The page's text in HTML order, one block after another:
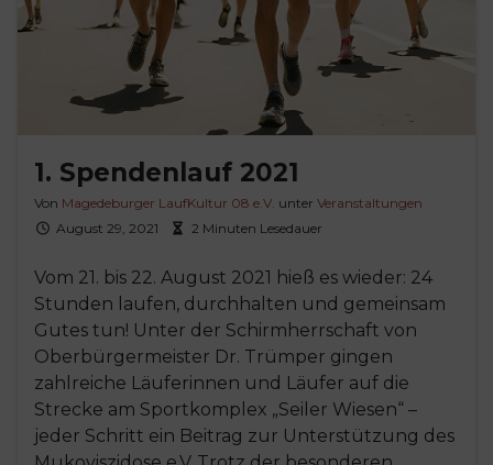
1. Spendenlauf 2021
Von Magedeburger LaufKultur 08 e.V. unter Veranstaltungen
August 29, 2021
2 Minuten Lesedauer
Vom 21. bis 22. August 2021 hieß es wieder: 24
Stunden laufen, durchhalten und gemeinsam
Gutes tun! Unter der Schirmherrschaft von
Oberbürgermeister Dr. Trümper gingen
zahlreiche Läuferinnen und Läufer auf die
Strecke am Sportkomplex „Seiler Wiesen“ –
jeder Schritt ein Beitrag zur Unterstützung des